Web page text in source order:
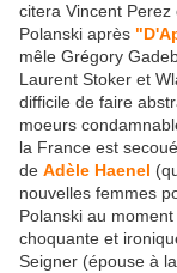
citera Vincent Perez
Polanski après
mêle Grégory
Laurent Stoker et
difficile de faire
moeurs
la France est
de Adèle Haenel
nouvelles femmes
Polanski au
choquante et
Seigner (épouse à